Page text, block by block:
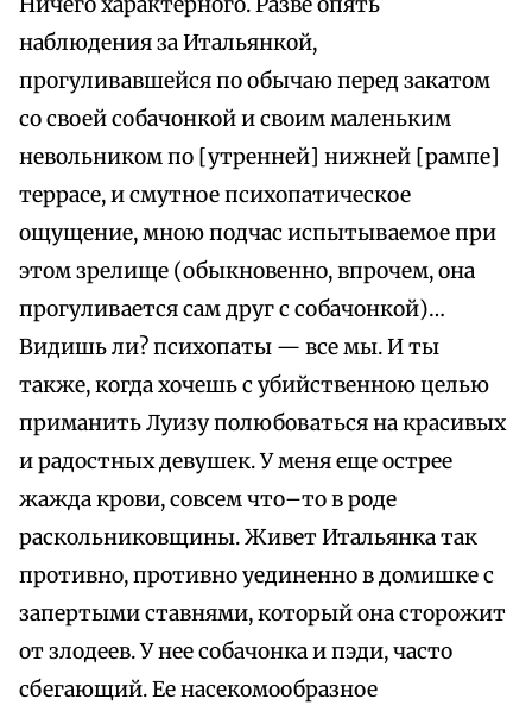
наблюдения за Итальянкой,
прогуливавшейся по обычаю перед закатом
со своей собачонкой и своим маленьким
невольником по [утренней] нижней [рампе]
террасе, и смутное психопатическое
ощущение, мною подчас испытываемое при
этом зрелище (обыкновенно, впрочем, она
прогуливается сам друг с собачонкой)…
Видишь ли? психопаты — все мы. И ты
также, когда хочешь с убийственною целью
приманить Луизу полюбоваться на красивых
и радостных девушек. У меня еще острее
жажда крови, совсем что–то в роде
раскольниковщины. Живет Итальянка так
противно, противно уединенно в домишке с
запертыми ставнями, который она сторожит
от злодеев. У нее собачонка и пэди, часто
сбегающий. Ее насекомообразное